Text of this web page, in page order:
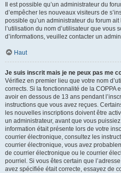
Il est possible qu’un administrateur du
d’empêcher les nouveaux visiteurs de
possible qu’un administrateur du forum
l’utilisation du nom d’utilisateur que vous
d’informations, veuillez contacter un
Haut
Je suis inscrit mais je ne peux pas me
Vérifiez en premier lieu que votre nom
corrects. Si la fonctionnalité de la COPPA
avoir en dessous de 13 ans pendant
instructions que vous avez reçues.
les nouvelles inscriptions doivent être
un administrateur, avant que vous
information était présente lors de votre
courrier électronique, consultez les
courrier électronique, vous avez
de courrier électronique ou le courrier
pourriel. Si vous êtes certain que
avez spécifiée était correcte, essayez de